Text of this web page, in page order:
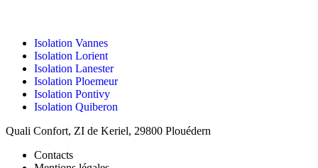
Isolation Vannes
Isolation Lorient
Isolation Lanester
Isolation Ploemeur
Isolation Pontivy
Isolation Quiberon
Quali Confort, ZI de Keriel, 29800 Plouédern
Contacts